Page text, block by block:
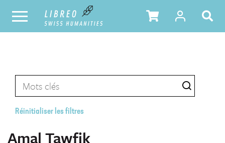
Réinitialiser les filtres
Amal Tawfik